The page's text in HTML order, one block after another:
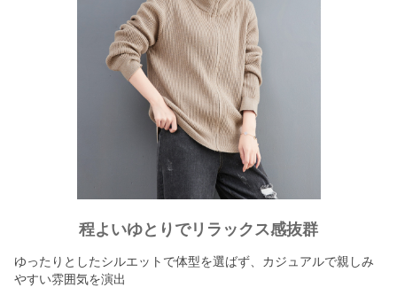
程よいゆとりでリラックス感抜群
ゆったりとしたシルエットで体型を選ばず、カジュアルで親しみ
やすい雰囲気を演出